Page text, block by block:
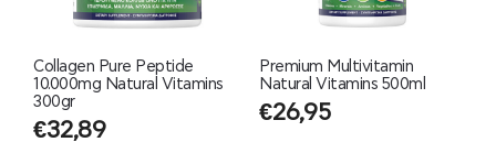
Collagen Pure Peptide
10.000mg Natural Vitamins
300gr
€32,89
Premium Multivitamin
Natural Vitamins 500ml
€26,95